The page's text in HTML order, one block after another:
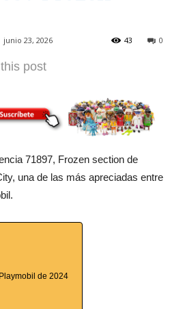
junio 23, 2026 0
43
post
71897, Frozen section de
una de las más apreciadas entre
de 2024